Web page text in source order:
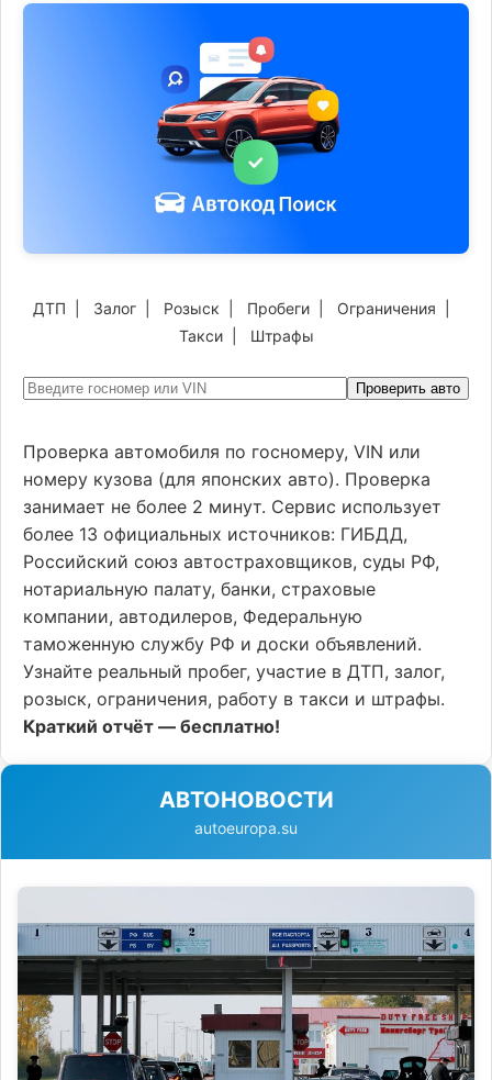
ДТП Залог Розыск Пробеги Ограничения
Такси| Штрафы
Проверить авто
Проверка автомобиля по госномеру, VIN или
номеру кузова (для японских авто). Проверка
занимает не более 2 минут. Сервис использует
более 13 официальных источников: ГИБДД,
Российский союз автостраховщиков, суды РФ,
нотариальную палату, банки, страховые
компании, автодилеров, Федеральную
таможенную службу РФ и доски объявлений.
Узнайте реальный пробег, участие в ДТП, залог,
розыск, ограничения, работу в такси и штрафы.
Краткий отчёт — бесплатно!
АВТОНОВОСТИ
autoeuropa.su